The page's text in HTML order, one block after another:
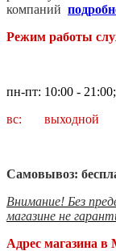
компаний
Режим работы
пн-пт: 10:00 - 21:00;
вс: выходной
Самовывоз:
Внимание! Без
магазине не
Адрес магазина в